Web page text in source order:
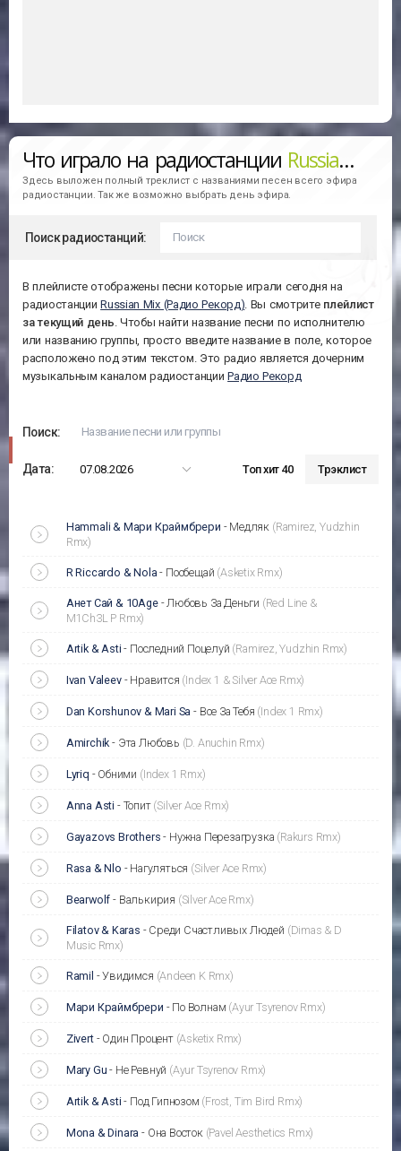
Что играло на радиостанции Russian Mix (Радио Рекорд)
Здесь выложен полный треклист с названиями песен всего эфира
радиостанции. Так же возможно выбрать день эфира.
Поиск радиостанций:
В плейлисте отображены песни которые играли сегодня на
радиостанцииRussian Mix (Радио Рекорд) . Вы смотрите плейлист
затекущий день . Чтобы найти название песни по исполнителю
или названию группы, просто введите название в поле, которое
расположено под этим текстом. Это радио является дочерним
музыкальным каналом радиостанцииРадио Рекорд
Поиск:
Дата: 07.08.2026 Топ хит 40 Трэклист
Hammali & Мари Краймбрери - Медляк (Ramirez, Yudzhin
Rmx)
R Riccardo & Nola - Пообещай (Asketix Rmx)
Анет Сай & 10Age-Любовь За Деньги (Red Line &
M1Ch3L P Rmx)
Artik & Asti - Последний Поцелуй (Ramirez, Yudzhin Rmx)
Ivan Valeev- Нравится (Index 1 & Silver Ace Rmx)
Dan Korshunov & Mari Sa - Все За Тебя (Index 1 Rmx)
Amirchik - Эта Любовь (D. Anuchin Rmx)
Lyriq - Обними (Index 1 Rmx)
Anna Asti - Топит (Silver Ace Rmx)
Gayazovs Brothers - Нужна Перезагрузка (Rakurs Rmx)
Rasa & Nlo - Нагуляться (Silver Ace Rmx)
Bearwolf - Валькирия (Silver Ace Rmx)
Filatov & Karas - Среди Счастливых Людей (Dimas & D
Music Rmx)
Ramil -Увидимся (Andeen K Rmx)
Мари Краймбрери - По Волнам (Ayur Tsyrenov Rmx)
Zivert- Один Процент (Asketix Rmx)
Mary Gu - Не Ревнуй (Ayur Tsyrenov Rmx)
Artik & Asti - Под Гипнозом (Frost, Tim Bird Rmx)
Mona & Dinara - Она Восток (Pavel Aesthetics Rmx)